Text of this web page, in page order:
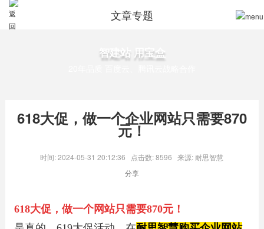
文章专题
智建站 用宝盒
618大促，做一个企业网站只需要870
元！
时间: 2024-05-31 20:12:36 点击数: 8596 来源: 耐思智慧
分享
618大促，做一个网站只需要870元！